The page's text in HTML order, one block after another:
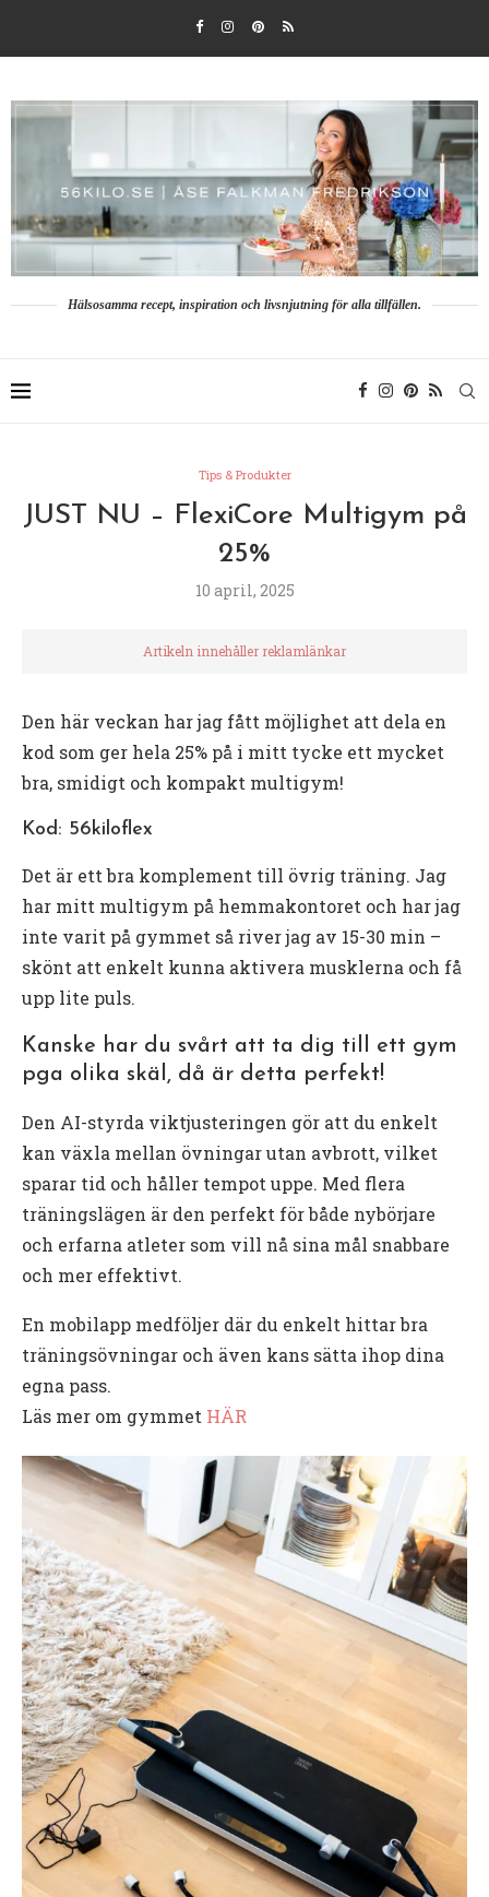
Hälsosamma recept, inspiration och livsnjutning för alla tillfällen.
Tips & Produkter
JUST NU – FlexiCore Multigym på
25%
10 april, 2025
Artikeln innehåller reklamlänkar
Den här veckan har jag fått möjlighet att dela en
kod som ger hela 25% på i mitt tycke ett mycket
bra, smidigt och kompakt multigym!
Kod: 56kiloflex
Det är ett bra komplement till övrig träning. Jag
har mitt multigym på hemmakontoret och har jag
inte varit på gymmet så river jag av 15-30 min –
skönt att enkelt kunna aktivera musklerna och få
upp lite puls.
Kanske har du svårt att ta dig till ett gym
pga olika skäl, då är detta perfekt!
Den AI-styrda viktjusteringen gör att du enkelt
kan växla mellan övningar utan avbrott, vilket
sparar tid och håller tempot uppe. Med flera
träningslägen är den perfekt för både nybörjare
och erfarna atleter som vill nå sina mål snabbare
och mer effektivt.
En mobilapp medföljer där du enkelt hittar bra
träningsövningar och även kans sätta ihop dina
egna pass.
Läs mer om gymmet HÄR